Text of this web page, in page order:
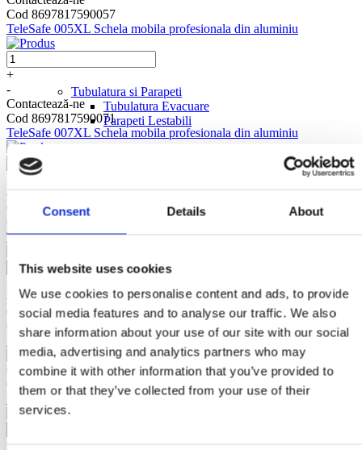
Consent Details About
This website uses cookies
We use cookies to personalise content and ads, to provide
social media features and to analyse our traffic. We also
share information about your use of our site with our social
media, advertising and analytics partners who may
combine it with other information that you’ve provided to
them or that they’ve collected from your use of their
services.
Tubulatura si Parapeti
Tubulatura Evacuare
Parapeti Lestabili
Cod 8697817590057
TeleSafe 005XL Schela mobila profesionala din aluminiu
+
-
Contactează-ne
Cod 8697817590071
TeleSafe 007XL Schela mobila profesionala din aluminiu
-
Contactează-ne
Cod 8697817590088
TeleSafe 008XL Schela mobila profesionala din aluminiu
-
Contactează-ne
Cod 8697817590057RS
RS TeleSafe 005XL Schela mobila profesionala din aluminiu
Contactează-ne
Cod 8697817588672
Platforma mobila profesionala RD28 din aluminiu, H lucru 2,8 m
+